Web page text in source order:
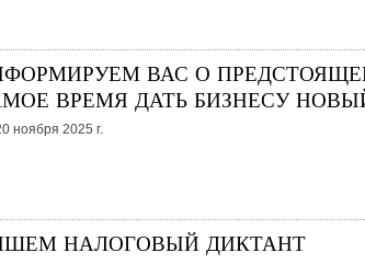
ВАС О
ВРЕМЯ ДАТЬ БИЗНЕСУ
ноября 2025 г.
НАЛОГОВЫЙ ДИКТАНТ